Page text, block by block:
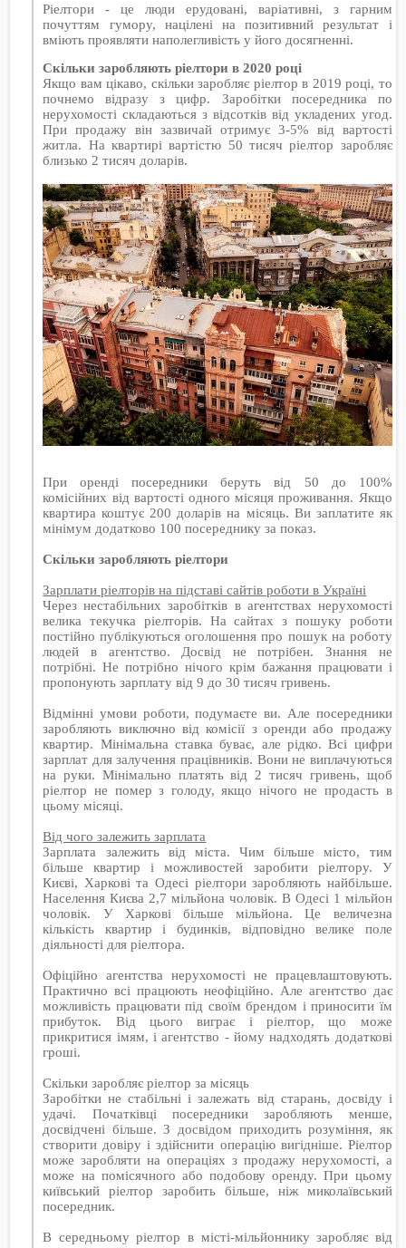
Ріелтори - це люди ерудовані, варіативні, з гарним
почуттям гумору, націлені на позитивний результат і
вміють проявляти наполегливість у його досягненні.
Скільки заробляють ріелтори в 2020 році
Якщо вам цікаво, скільки заробляє ріелтор в 2019 році, то
почнемо відразу з цифр. Заробітки посередника по
нерухомості складаються з відсотків від укладених угод.
При продажу він зазвичай отримує 3-5% від вартості
житла. На квартирі вартістю 50 тисяч ріелтор заробляє
близько 2 тисяч доларів.
При оренді посередники беруть від 50 до 100%
комісійних від вартості одного місяця проживання. Якщо
квартира коштує 200 доларів на місяць. Ви заплатите як
мінімум додатково 100 посереднику за показ.
Скільки заробляють ріелтори
Зарплати ріелторів на підставі сайтів роботи в Україні
Через нестабільних заробітків в агентствах нерухомості
велика текучка ріелторів. На сайтах з пошуку роботи
постійно публікуються оголошення про пошук на роботу
людей в агентство. Досвід не потрібен. Знання не
потрібні. Не потрібно нічого крім бажання працювати і
пропонують зарплату від 9 до 30 тисяч гривень.
Відмінні умови роботи, подумаєте ви. Але посередники
заробляють виключно від комісії з оренди або продажу
квартир. Мінімальна ставка буває, але рідко. Всі цифри
зарплат для залучення працівників. Вони не виплачуються
на руки. Мінімально платять від 2 тисяч гривень, щоб
ріелтор не помер з голоду, якщо нічого не продасть в
цьому місяці.
Від чого залежить зарплата
Зарплата залежить від міста. Чим більше місто, тим
більше квартир і можливостей заробити ріелтору. У
Києві, Харкові та Одесі ріелтори заробляють найбільше.
Населення Києва 2,7 мільйона чоловік. В Одесі 1 мільйон
чоловік. У Харкові більше мільйона. Це величезна
кількість квартир і будинків, відповідно велике поле
діяльності для ріелтора.
Офіційно агентства нерухомості не працевлаштовують.
Практично всі працюють неофіційно. Але агентство дає
можливість працювати під своїм брендом і приносити їм
прибуток. Від цього виграє і ріелтор, що може
прикритися імям, і агентство - йому надходять додаткові
гроші.
Скільки заробляє ріелтор за місяць
Заробітки не стабільні і залежать від старань, досвіду і
удачі. Початківці посередники заробляють менше,
досвідчені більше. З досвідом приходить розуміння, як
створити довіру і здійснити операцію вигідніше. Ріелтор
може заробляти на операціях з продажу нерухомості, а
може на помісячного або подобову оренду. При цьому
київський ріелтор заробить більше, ніж миколаївський
посередник.
В середньому ріелтор в місті-мільйоннику заробляє від